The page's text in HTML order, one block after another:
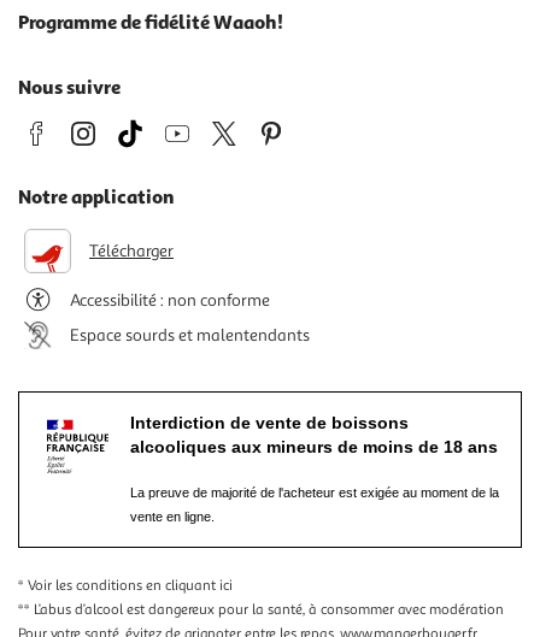
Programme de fidélité Waaoh!
Nous suivre
Notre application
Télécharger
Accessibilité : non conforme
Espace sourds et malentendants
Interdiction de vente de boissons
alcooliques aux mineurs de moins de 18 ans
La preuve de majorité de l'acheteur est exigée au moment de la
vente en ligne.
* Voir les conditions en cliquant ici
** L’abus d’alcool est dangereux pour la santé, à consommer avec modération